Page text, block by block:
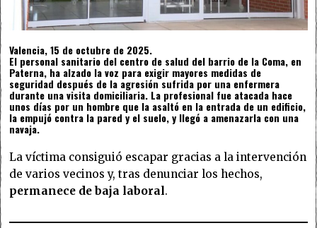
Valencia, 15 de octubre de 2025.
El personal sanitario del centro de salud del barrio de la Coma, en
Paterna, ha alzado la voz para exigir mayores medidas de
seguridad después de la agresión sufrida por una enfermera
durante una visita domiciliaria. La profesional fue atacada hace
unos días por un hombre que la asaltó en la entrada de un edificio,
la empujó contra la pared y el suelo, y llegó a amenazarla con una
navaja.
La víctima consiguió escapar gracias a la intervención
de varios vecinos y, tras denunciar los hechos,
permanece de baja laboral.